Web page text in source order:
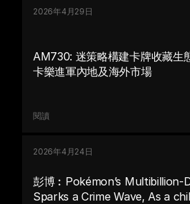
2026年4月29日
AM730: 迷策略構建卡牌收藏生
卡樂進軍內地及海外市場
閱讀
2026年4月24日
彭博︰Pokémon’s Multibillion-
Sparks a Crime Wave, As a